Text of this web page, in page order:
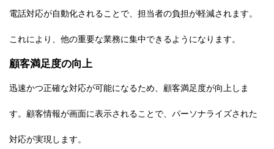
電話対応が自動化されることで、担当者の負担が軽減されます。
これにより、他の重要な業務に集中できるようになります。
顧客満足度の向上
迅速かつ正確な対応が可能になるため、顧客満足度が向上しま
す。顧客情報が画面に表示されることで、パーソナライズされた
対応が実現します。